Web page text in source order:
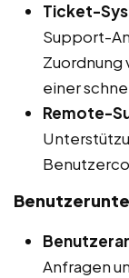
Ticket-
Support-
Zuordnung
einer
Remote-
Anfragen